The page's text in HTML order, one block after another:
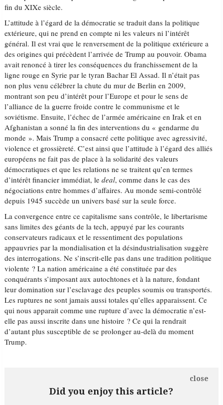
fin du XIXe siècle.
L’attitude à l’égard de la démocratie se traduit dans la politique
extérieure, qui ne prend en compte ni les valeurs ni l’intérêt
général. Il est vrai que le renversement de la politique extérieure a
des origines qui précèdent l’arrivée de Trump au pouvoir. Obama
avait renoncé à tirer les conséquences du franchissement de la
ligne rouge en Syrie par le tyran Bachar El Assad. Il n’était pas
non plus venu célébrer la chute du mur de Berlin en 2009,
montrant son peu d’intérêt pour l’Europe et pour le sens de
l’alliance de la guerre froide contre le communisme et le
soviétisme. Ensuite, l’échec de l’armée américaine en Irak et en
Afghanistan a sonné la fin des interventions du « gendarme du
monde ». Mais Trump a consacré cette politique avec agressivité,
violence et grossièreté. C’est ainsi que l’attitude à l’égard des alliés
européens ne fait pas de place à la solidarité des valeurs
démocratiques et que les relations ne se traitent qu’en termes
d’intérêt financier immédiat, ledeal, comme dans le cas des
négociations entre hommes d’affaires. Au monde semi-contrôlé
depuis 1945 succède un univers basé sur la seule force.
La convergence entre ce capitalisme sans contrôle, le libertarisme
sans limites des géants de la tech, appuyé par les courants
conservateurs radicaux et le ressentiment des populations
appauvries par la mondialisation et la désindustrialisation suggère
des interrogations. Ne s’inscrit-elle pas dans une tradition politique
violente ? La nation américaine a été constituée par des
conquérants s’imposant aux autochtones et à la nature, fondant
leur domination sur l’esclavage des peuples soumis ou transportés.
Les ruptures ne sont jamais aussi totales qu’elles apparaissent. Ce
qui nous apparait comme une rupture d’avec la démocratie n’est-
elle pas aussi inscrite dans une histoire ? Ce qui la rendrait
d’autant plus susceptible de se prolonger au-delà du moment
Trump.
Did you enjoy this article?
close